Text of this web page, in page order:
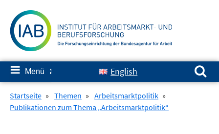
zum
Inhalt
≡ Menü ✘ English
Suchen nach:
Startseite » Themen » Arbeitsmarktpolitik »
Publikationen zum Thema „Arbeitsmarktpolitik“